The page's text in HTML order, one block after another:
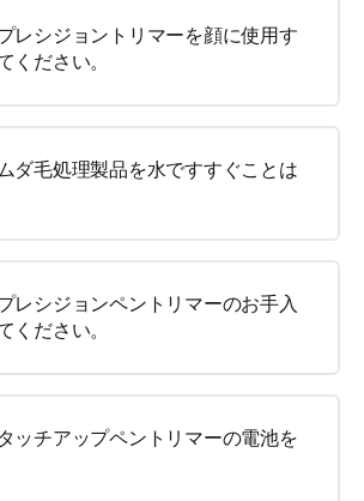
レシジョントリマーを顔に使用す
ください。
ダ毛処理製品を水ですすぐことは
レシジョンペントリマーのお手入
ください。
ッチアップペントリマーの電池を